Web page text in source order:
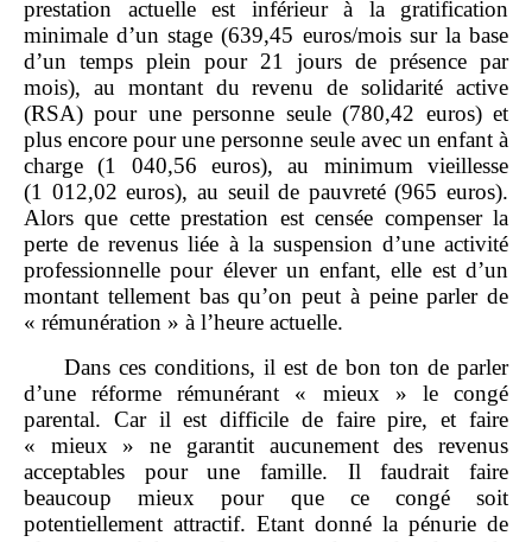
prestation actuelle est inférieur à la gratification
minimale d’un stage (639,45 euros/mois sur la base
d’un temps plein pour 21 jours de présence par
mois), au montant du revenu de solidarité active
(RSA) pour une personne seule (780,42 euros) et
plus encore pour une personne seule avec un enfant à
charge (1 040,56 euros), au minimum vieillesse
(1 012,02 euros), au seuil de pauvreté (965 euros).
Alors que cette prestation est censée compenser la
perte de revenus liée à la suspension d’une activité
professionnelle pour élever un enfant, elle est d’un
montant tellement bas qu’on peut à peine parler de
« rémunération » à l’heure actuelle.
Dans ces conditions, il est de bon ton de parler
d’une réforme rémunérant « mieux » le congé
parental. Car il est difficile de faire pire, et faire
« mieux » ne garantit aucunement des revenus
acceptables pour une famille. Il faudrait faire
beaucoup mieux pour que ce congé soit
potentiellement attractif. Etant donné la pénurie de